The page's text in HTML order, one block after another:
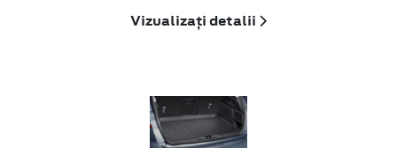
Vizualizați detalii